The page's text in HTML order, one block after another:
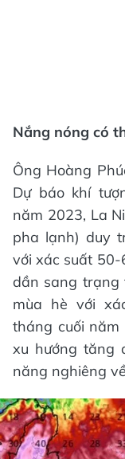
Nắng nóng có
Ông Hoàng
Dự báo khí
năm 2023, La
pha lạnh) duy
với xác suất 50-
dần sang trạng
mùa hè với
tháng cuối
xu hướng tăng
năng nghiêng